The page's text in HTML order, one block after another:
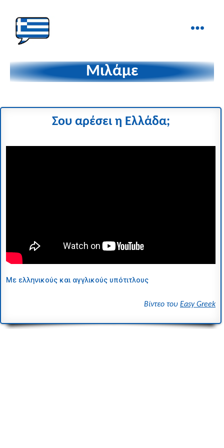
στα
Δάχτυλα!
Μιλάμε
Σου αρέσει η Ελλάδα;
Με ελληνικούς και αγγλικούς υπότιτλους
Βίντεο του Easy Greek